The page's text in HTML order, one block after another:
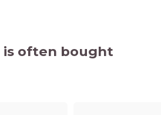
often bought